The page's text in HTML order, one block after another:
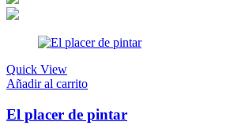
Quick View
Añadir al carrito
El placer de pintar